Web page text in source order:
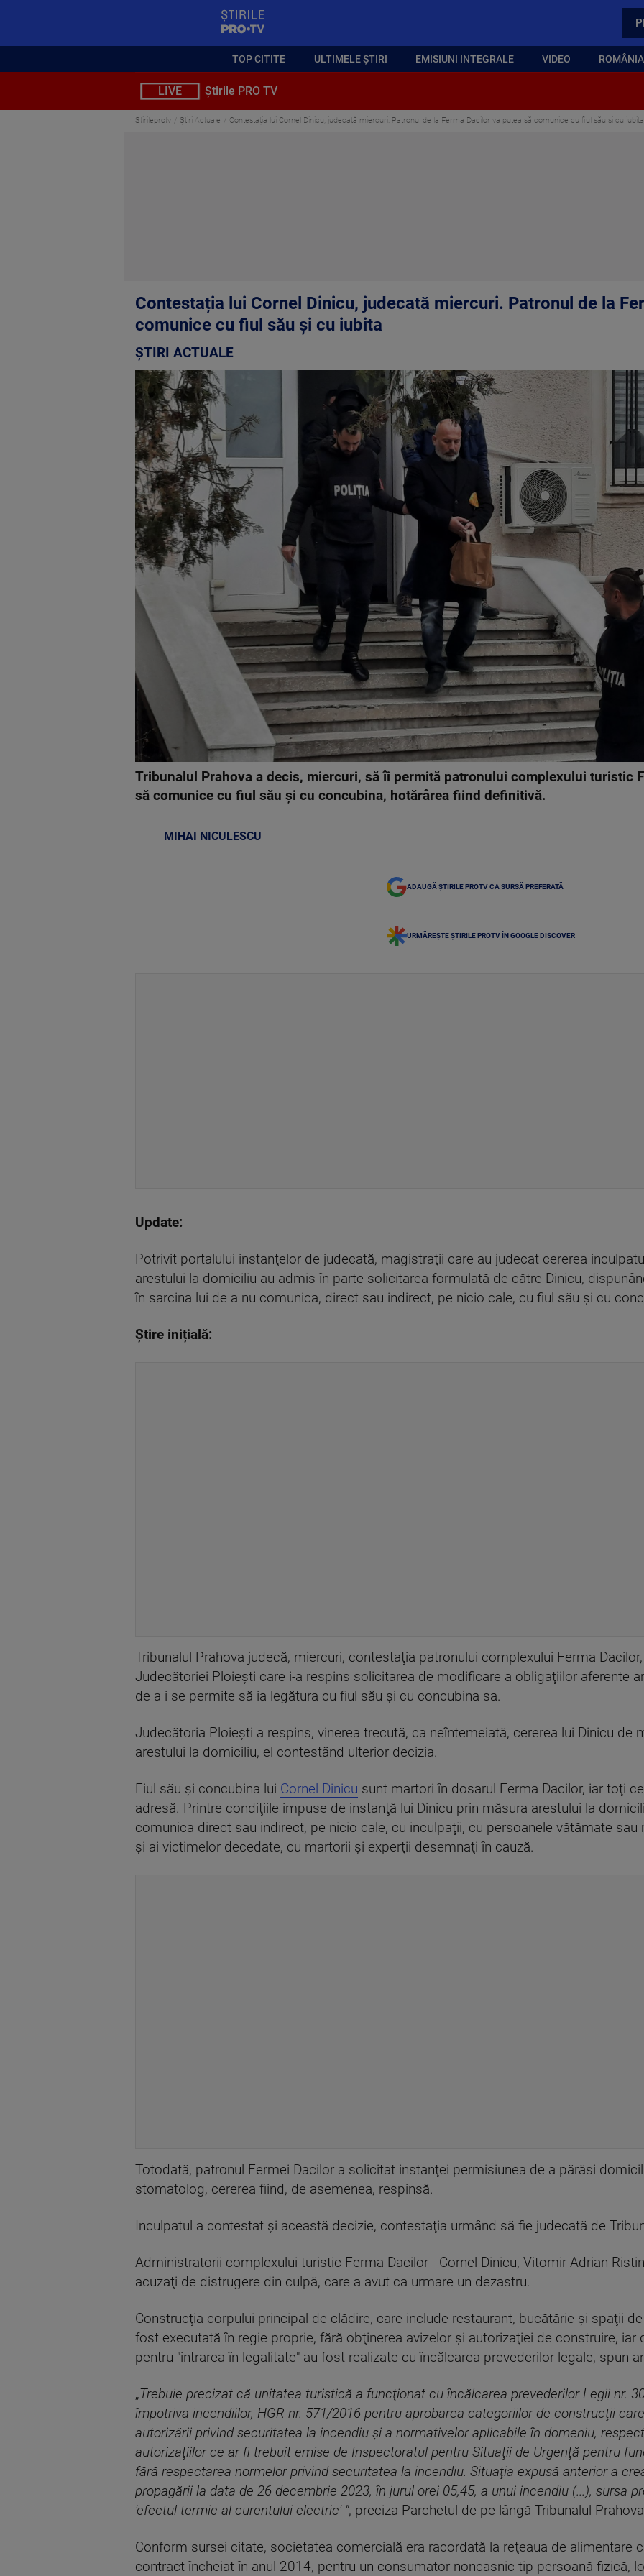
TOP CITITE ULTIMELE ȘTIRI EMISIUNI INTEGRALE VIDEO
LIVE Știrile PRO TV
Stirileprotv Știri Actuale Contestația lui Cornel Dinicu, judecată miercuri. Patronul de la Ferma Dacilor va putea să comunice cu fiul său şi cu iubita
Contestația lui Cornel Dinicu, judecată miercuri. Patronul de la
comunice cu fiul său şi cu iubita
ȘTIRI ACTUALE
Tribunalul Prahova a decis, miercuri, să îi permită patronului complexului turistic
să comunice cu fiul său şi cu concubina, hotărârea fiind definitivă.
MIHAI NICULESCU
ADAUGĂ ȘTIRILE PROTV CA SURSĂ PREFERATĂ
URMĂREȘTE ȘTIRILE PROTV ÎN GOOGLE DISCOVER
Update:
Potrivit portalului instanţelor de judecată, magistraţii care au judecat cererea
arestului la domiciliu au admis în parte solicitarea formulată de către Dinicu,
în sarcina lui de a nu comunica, direct sau indirect, pe nicio cale, cu fiul său şi cu
Știre inițială:
Tribunalul Prahova judecă, miercuri, contestaţia patronului complexului Ferma
Judecătoriei Ploieşti care i-a respins solicitarea de modificare a obligaţiilor aferente
de a i se permite să ia legătura cu fiul său şi cu concubina sa.
Judecătoria Ploieşti a respins, vinerea trecută, ca neîntemeiată, cererea lui Dinicu de
arestului la domiciliu, el contestând ulterior decizia.
Fiul său şi concubina lui Cornel Dinicu sunt martori în dosarul Ferma Dacilor, iar toţi
adresă. Printre condiţiile impuse de instanţă lui Dinicu prin măsura arestului la
comunica direct sau indirect, pe nicio cale, cu inculpaţii, cu persoanele vătămate
şi ai victimelor decedate, cu martorii şi experţii desemnaţi în cauză.
Totodată, patronul Fermei Dacilor a solicitat instanţei permisiunea de a părăsi
stomatolog, cererea fiind, de asemenea, respinsă.
Inculpatul a contestat şi această decizie, contestaţia urmând să fie judecată de
Administratorii complexului turistic Ferma Dacilor - Cornel Dinicu, Vitomir Adrian
acuzaţi de distrugere din culpă, care a avut ca urmare un dezastru.
Construcţia corpului principal de clădire, care include restaurant, bucătărie şi spaţii
fost executată în regie proprie, fără obţinerea avizelor şi autorizaţiei de construire,
pentru "intrarea în legalitate" au fost realizate cu încălcarea prevederilor legale, spun
„Trebuie precizat că unitatea turistică a funcţionat cu încălcarea prevederilor Legii nr.
împotriva incendiilor, HGR nr. 571/2016 pentru aprobarea categoriilor de construcţii
autorizării privind securitatea la incendiu şi a normativelor aplicabile în domeniu,
autorizaţiilor ce ar fi trebuit emise de Inspectoratul pentru Situaţii de Urgenţă pentru
fără respectarea normelor privind securitatea la incendiu. Situaţia expusă anterior a
propagării la data de 26 decembrie 2023, în jurul orei 05,45, a unui incendiu (...), sursa
'efectul termic al curentului electric' ", preciza Parchetul de pe lângă Tribunalul
Conform sursei citate, societatea comercială era racordată la reţeaua de alimentare
contract încheiat în anul 2014, pentru un consumator noncasnic tip persoană fizică,